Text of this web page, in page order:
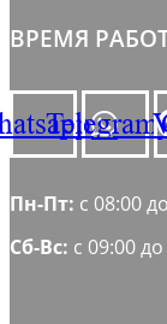
ВРЕМЯ
Telegram
Пн-Пт: с 08:00
Сб-Вс: с 09:00